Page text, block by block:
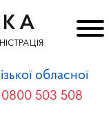
обласної
0800 503 508